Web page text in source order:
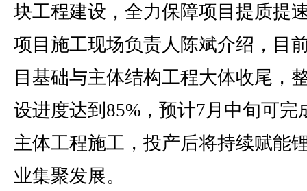
块工程建设，全力保障项目提质提
项目施工现场负责人陈斌介绍，目
目基础与主体结构工程大体收尾，
设进度达到85%，预计7月中旬可完
主体工程施工，投产后将持续赋能
业集聚发展。